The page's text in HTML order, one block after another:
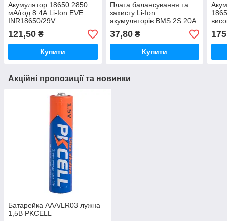
Акумулятор 18650 2850
мА/год 8.4А Li-Ion EVE
INR18650/29V
121,50 ₴
Купити
Плата балансування та
захисту Li-Ion
акумуляторів BMS 2S 20A
37,80₴
Купити
Акційні пропозиції та новинки
Батарейка AAА/LR03 лужна
1,5В PKCELL